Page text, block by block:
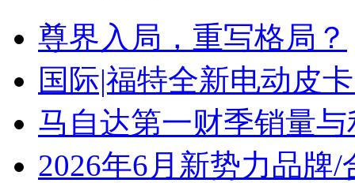
尊界入局，重写格局？
国际|福特全新电动皮
马自达第一财季销量
2026年6月新势力品牌